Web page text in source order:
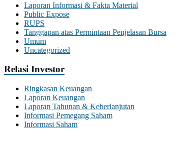
Laporan Informasi & Fakta Material
Public Expose
RUPS
Tanggapan atas Permintaan Penjelasan Bursa
Umum
Uncategorized
Relasi Investor
Ringkasan Keuangan
Laporan Keuangan
Laporan Tahunan & Keberlanjutan
Informasi Pemegang Saham
Informasi Saham